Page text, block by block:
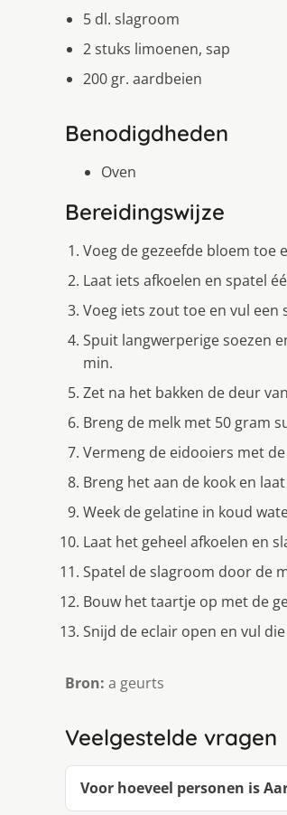
5 dl. slagroom
2 stuks limoenen, sap
200 gr. aardbeien
Benodigdheden
Oven
Bereidingswijze
Voeg de gezeefde bloem toe
Laat iets afkoelen en spatel
Voeg iets zout toe en vul een
Spuit langwerperige soezen
min.
Zet na het bakken de deur
Breng de melk met 50 gram
Vermeng de eidooiers met
Breng het aan de kook en
Week de gelatine in koud
Laat het geheel afkoelen en
Spatel de slagroom door de
Bouw het taartje op met de
Snijd de eclair open en vul
Bron: a geurts
Veelgestelde vragen
Voor hoeveel personen is